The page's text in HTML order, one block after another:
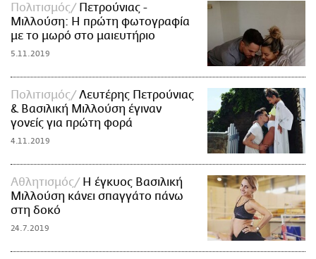
Πολιτισμός
Πετρούνιας -
Μιλλούση: Η πρώτη φωτογραφία
με το μωρό στο μαιευτήριο
5.11.2019
Πολιτισμός
Λευτέρης Πετρούνιας
& Βασιλική Μιλλούση έγιναν
γονείς για πρώτη φορά
4.11.2019
Αθλητισμός
Η έγκυος Βασιλική
Μιλλούση κάνει σπαγγάτο πάνω
στη δοκό
24.7.2019